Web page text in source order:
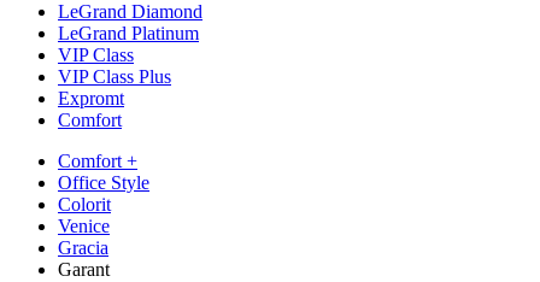
LeGrand Diamond
LeGrand Platinum
VIP Class
VIP Class Plus
Expromt
Comfort
Comfort +
Office Style
Colorit
Venice
Gracia
Garant